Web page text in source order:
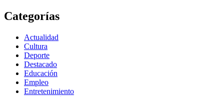
Categorías
Actualidad
Cultura
Deporte
Destacado
Educación
Empleo
Entretenimiento